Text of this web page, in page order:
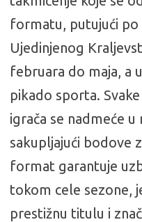
formatu, putujući po
Ujedinjenog
februara do maja, a
pikado sporta.
igrača se nadmeće
sakupljajući bodove
format garantuje
tokom cele sezone,
prestižnu titulu i